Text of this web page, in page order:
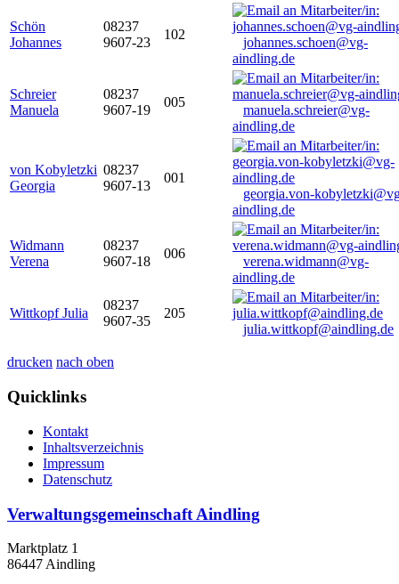
Schön
Johannes
08237
9607-23
102
johannes.schoen@vg-
aindling.de
Schreier
Manuela
08237
9607-19
005
manuela.schreier@vg-
aindling.de
von Kobyletzki
Georgia
08237
9607-13
001
georgia.von-
aindling.de
Widmann
Verena
08237
9607-18
006
verena.widmann@vg-
aindling.de
Wittkopf Julia
08237
9607-35
205
julia.wittkopf@aindling.de
drucken nach oben
Quicklinks
Kontakt
Inhaltsverzeichnis
Impressum
Datenschutz
Verwaltungsgemeinschaft Aindling
Marktplatz 1
86447 Aindling